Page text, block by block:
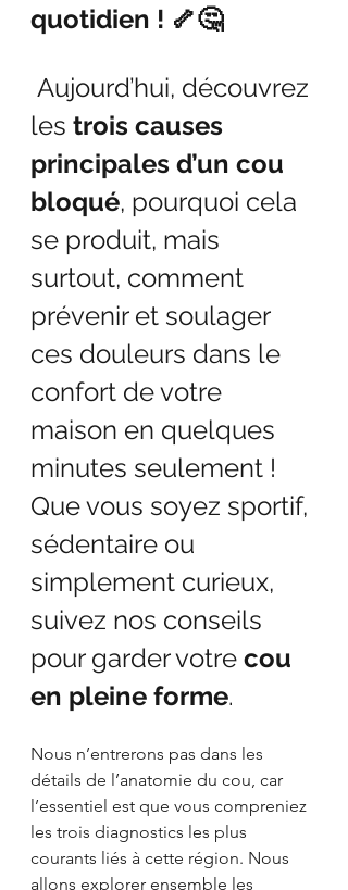
quotidien ! 🦴🤔
Aujourd’hui, découvrez
les trois causes
principales d’un cou
bloqué, pourquoi cela
se produit, mais
surtout, comment
prévenir et soulager
ces douleurs dans le
confort de votre
maison en quelques
minutes seulement !
Que vous soyez sportif,
sédentaire ou
simplement curieux,
suivez nos conseils
pour garder votre cou
en pleine forme.
Nous n’entrerons pas dans les
détails de l’anatomie du cou, car
l’essentiel est que vous compreniez
les trois diagnostics les plus
courants liés à cette région. Nous
allons explorer ensemble les